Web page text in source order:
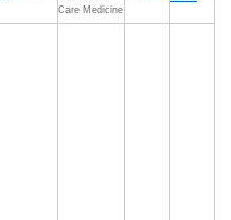
Care Medicine